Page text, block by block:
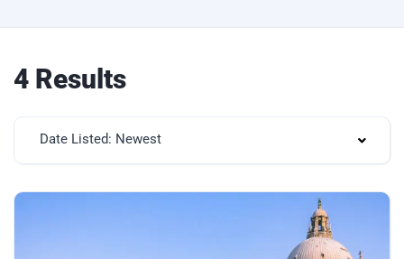
4 Results
Date Listed: Newest